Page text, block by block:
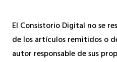
El Consistorio Digital no se
de los artículos remitidos o
autor responsable de sus